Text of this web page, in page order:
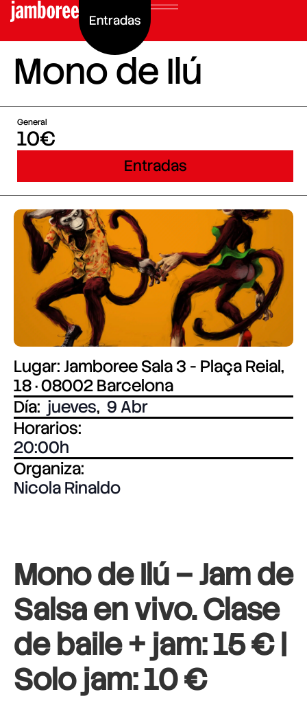
Entradas
Mono de Ilú
General
10€
Entradas
Lugar: Jamboree Sala 3 - Plaça Reial,
18 · 08002 Barcelona
Día: jueves, 9 Abr
Horarios:
20:00
Organiza:
Nicola Rinaldo
Mono de Ilú – Jam de
Salsa en vivo. Clase
de baile + jam: 15 € |
Solo jam: 10 €